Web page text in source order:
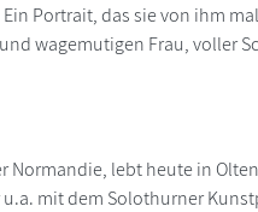
Portrait, das sie von ihm
wagemutigen Frau, voller
Normandie, lebt heute in
mit dem Solothurner